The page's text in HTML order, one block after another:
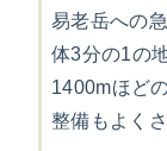
易老岳への
体3分の1の
1400mほど
整備もよく